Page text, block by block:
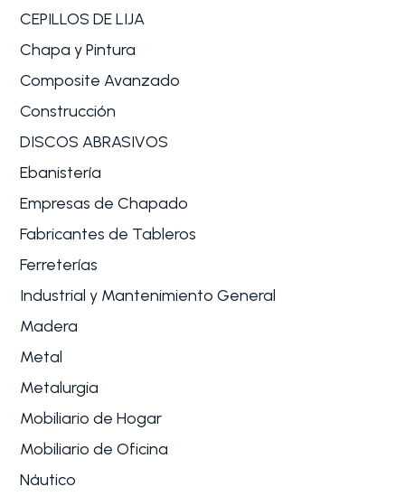
CEPILLOS DE LIJA
Chapa y Pintura
Composite Avanzado
Construcción
DISCOS ABRASIVOS
Ebanistería
Empresas de Chapado
Fabricantes de Tableros
Ferreterías
Industrial y Mantenimiento General
Madera
Metal
Metalurgia
Mobiliario de Hogar
Mobiliario de Oficina
Náutico